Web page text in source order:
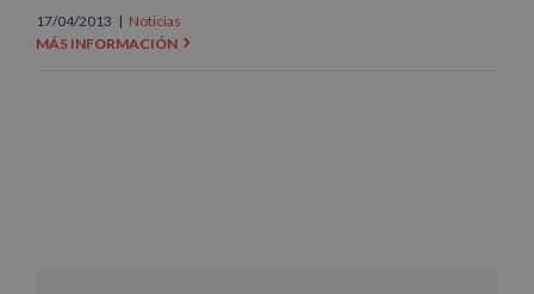
17/04/2013 | Noticias
MÁS INFORMACIÓN